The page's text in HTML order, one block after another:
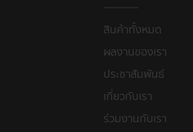
สินค้าทั้งหมด
ผลงานของเรา
ประชาสัมพันธ์
เกี่ยวกับเรา
ร่วมงานกับเรา